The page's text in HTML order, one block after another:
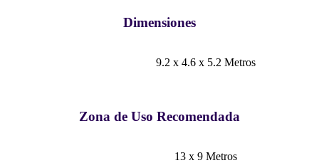
Dimensiones
9.2 x 4.6 x 5.2 Metros
Zona de Uso Recomendada
13 x 9 Metros